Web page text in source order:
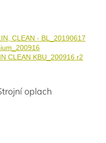
CLEAN - BL_20190617
CLEAN KBU_200916 r2
oplach